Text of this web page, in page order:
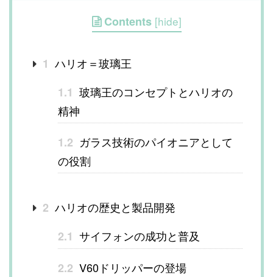
Contents [hide]
1 ハリオ＝玻璃王
1.1 玻璃王のコンセプトとハリオの
精神
1.2 ガラス技術のパイオニアとして
の役割
2 ハリオの歴史と製品開発
2.1 サイフォンの成功と普及
2.2 V60ドリッパーの登場